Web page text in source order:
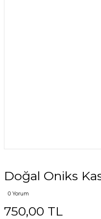
Doğal Oniks
0 Yorum
750,00 TL